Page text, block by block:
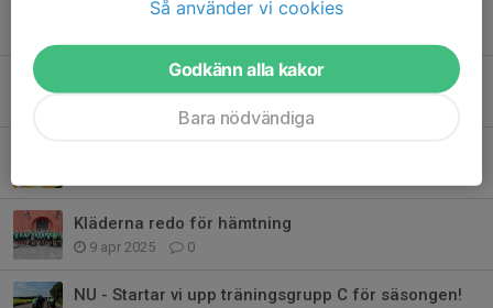
Ledare till Växande klubb
Funktionärer till Bureloppet 18:e maj
Kläderna redo för hämtning
9 apr 2025 0
NU - Startar vi upp träningsgrupp C för säsongen!
Så använder vi cookies
Godkänn alla kakor
Bara nödvändiga